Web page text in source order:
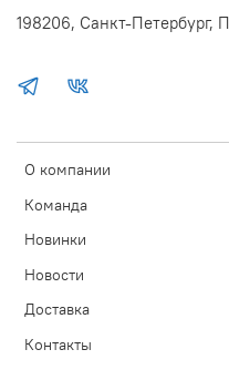
О компании
Команда
Новинки
Новости
Доставка
Контакты
198206, Санкт-Петербург,